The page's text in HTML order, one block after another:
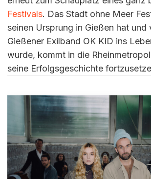
Festivals. Das Stadt ohne Meer
seinen Ursprung in Gießen hat und
Gießener Exilband OK KID ins
wurde, kommt in die
seine Erfolgsgeschichte